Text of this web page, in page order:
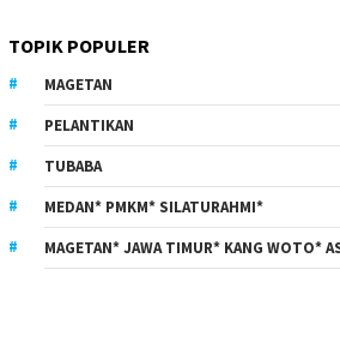
TOPIK POPULER
MAGETAN
PELANTIKAN
TUBABA
MEDAN* PMKM* SILATURAHMI*
MAGETAN* JAWA TIMUR* KANG WOTO*